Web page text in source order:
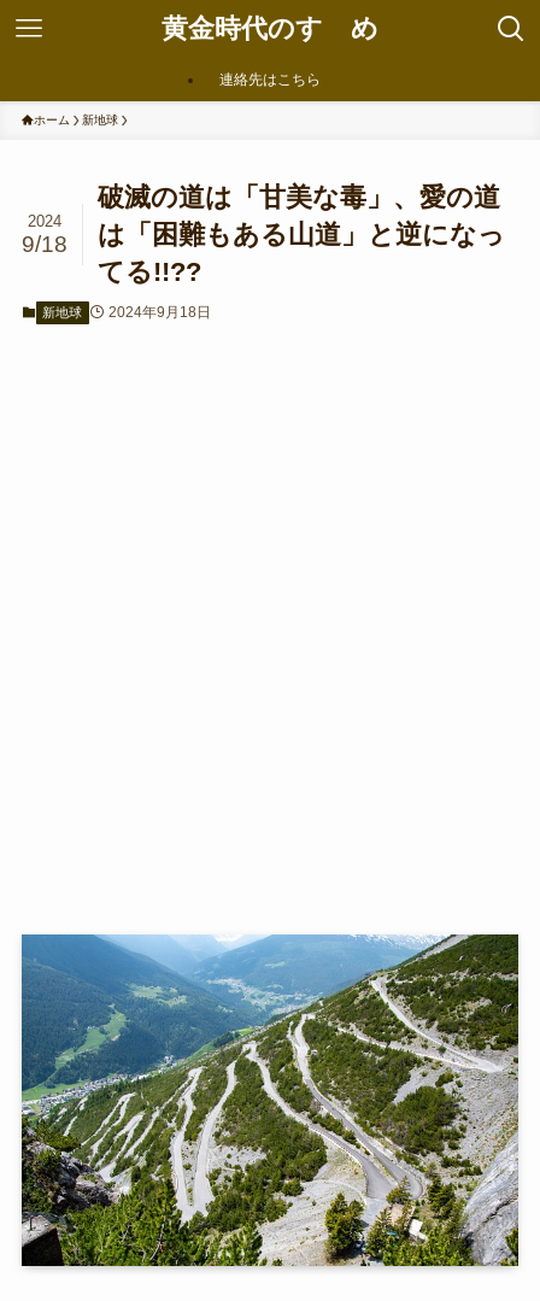
黄金時代のすゝめ
連絡先はこちら
ホーム 新地球
破滅の道は「甘美な毒」、愛の道
は「困難もある山道」と逆になっ
てる!!??
2024
9/18
新地球 2024年9月18日